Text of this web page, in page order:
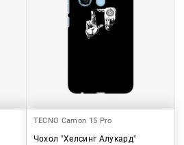
TECNO Camon 15 Pro
Чохол "Хелсинг Алукард"